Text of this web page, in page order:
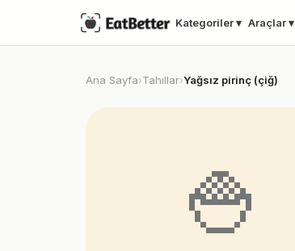
Kategoriler ▾ Araçlar ▾
Ana Sayfa›Tahıllar›Yağsız pirinç (çiğ)
🍚